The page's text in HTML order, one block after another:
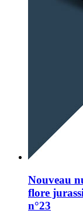
Nouveau
flore
n°23